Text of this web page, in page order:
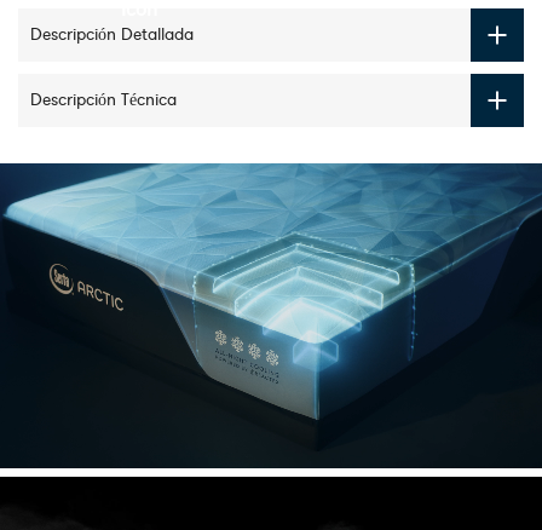
Descripción Detallada
Descripción Técnica